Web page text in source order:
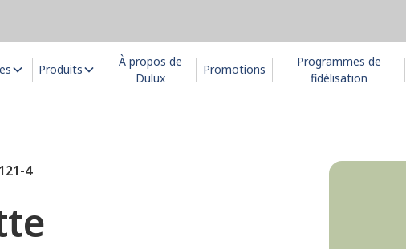
Produits
À propos de
Dulux
Promotions
Programmes de
fidélisation
4